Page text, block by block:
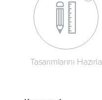
Tasarımlarını Hazırla